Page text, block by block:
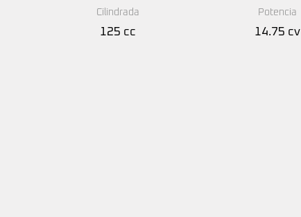
Cilindrada
125 cc
Potencia
14.75 cv